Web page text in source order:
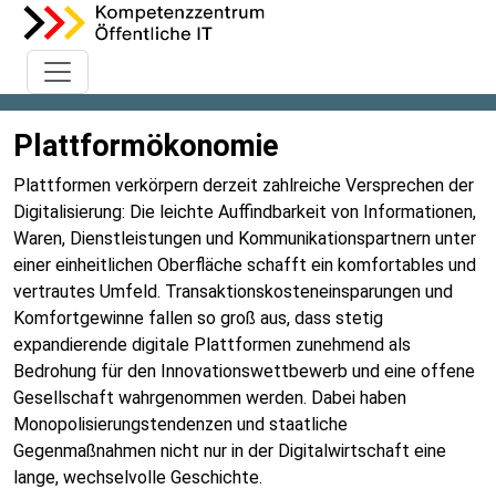
Plattformökonomie
Plattformen verkörpern derzeit zahlreiche Versprechen der
Digitalisierung: Die leichte Auffindbarkeit von Informationen,
Waren, Dienstleistungen und Kommunikationspartnern unter
einer einheitlichen Oberfläche schafft ein komfortables und
vertrautes Umfeld. Transaktionskosteneinsparungen und
Komfortgewinne fallen so groß aus, dass stetig
expandierende digitale Plattformen zunehmend als
Bedrohung für den Innovationswettbewerb und eine offene
Gesellschaft wahrgenommen werden. Dabei haben
Monopolisierungstendenzen und staatliche
Gegenmaßnahmen nicht nur in der Digitalwirtschaft eine
lange, wechselvolle Geschichte.